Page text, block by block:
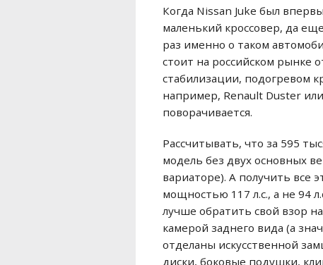
Когда Nissan Juke был
маленький кроссовер, да
раз именно о таком
стоит на российском рынке
стабилизации, подогревом
например, Renault Duster
поворачивается.
Рассчитывать, что за 595
модель без двух основных
вариаторе). А получить все
мощностью 117 л.с., а не 94
лучше обратить свой взор
камерой заднего вида (а
отделаны искусственной
диски, боковые подушки,